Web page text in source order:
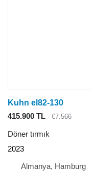
Kuhn el82-130
415.900 TL
€7.566
Döner tırmık
2023
Almanya, Hamburg